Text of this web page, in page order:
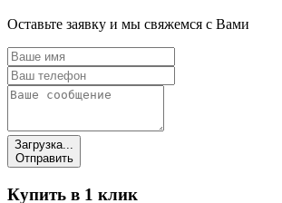
Оставьте заявку и мы свяжемся с Вами
Загрузка...
Отправить
Купить в 1 клик